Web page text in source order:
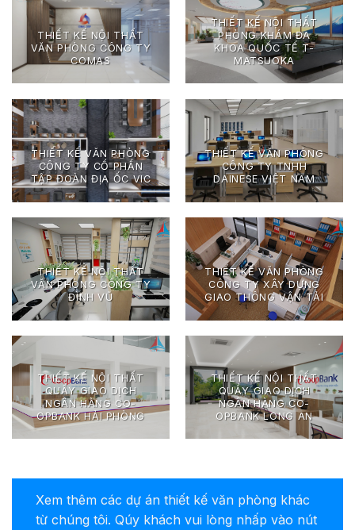
THIẾT KẾ NỘI THẤT
VĂN PHÒNG CÔNG TY
COMAS
THIẾT KẾ NỘI THẤT
PHÒNG KHÁM ĐA
KHOA QUỐC TẾ T-
MATSUOKA
THIẾT KẾ VĂN PHÒNG
CÔNG TY CỔ PHẨN
TẬP ĐOÀN ĐỊA ỐC VIC
THIẾT KẾ VĂN PHÒNG
CÔNG TY TNHH
DAINESE VIỆT NAM
THIẾT KẾ NỘI THẤT
VĂN PHÒNG CÔNG TY
ĐÌNH VŨ
THIẾT KẾ VĂN PHÒNG
CÔNG TY XÂY DỰNG
GIAO THÔNG VẬN TẢI
THIẾT KẾ NỘI THẤT
QUẦY GIAO DỊCH
NGÂN HÀNG CO-
OPBANK HẢI PHÒNG
THIẾT KẾ NỘI THẤT
QUẦY GIAO DỊCH
NGÂN HÀNG CO-
OPBANK LONG AN
Xem thêm các dự án thiết kế văn phòng khác
từ chúng tôi. Qúy khách vui lòng nhấp vào nút